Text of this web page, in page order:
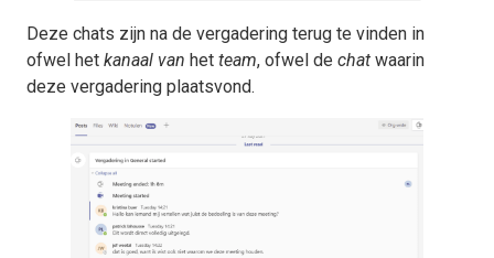
Deze chats zijn na de vergadering terug te vinden in
ofwel het kanaal van het team, ofwel de chat waarin
deze vergadering plaatsvond.